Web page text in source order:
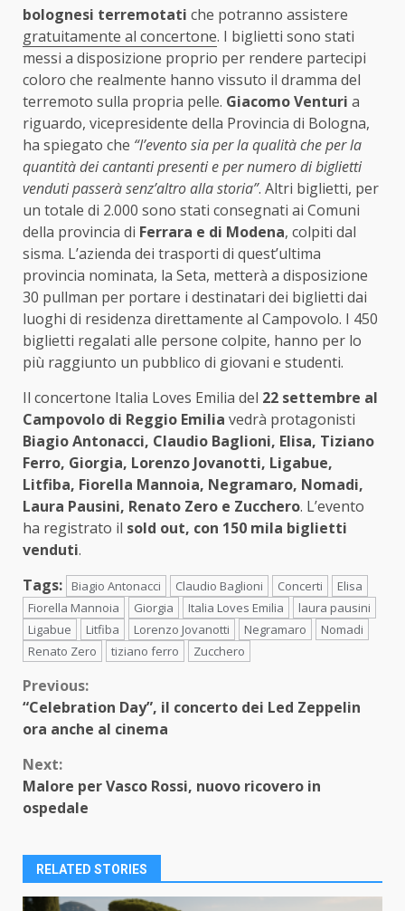
bolognesi terremotati che potranno assistere
gratuitamente al concertone. I biglietti sono stati
messi a disposizione proprio per rendere partecipi
coloro che realmente hanno vissuto il dramma del
terremoto sulla propria pelle. Giacomo Venturi a
riguardo, vicepresidente della Provincia di Bologna,
ha spiegato che “l’evento sia per la qualità che per la
quantità dei cantanti presenti e per numero di biglietti
venduti passerà senz’altro alla storia”. Altri biglietti, per
un totale di 2.000 sono stati consegnati ai Comuni
della provincia di Ferrara e di Modena, colpiti dal
sisma. L’azienda dei trasporti di quest’ultima
provincia nominata, la Seta, metterà a disposizione
30 pullman per portare i destinatari dei biglietti dai
luoghi di residenza direttamente al Campovolo. I 450
biglietti regalati alle persone colpite, hanno per lo
più raggiunto un pubblico di giovani e studenti.
Il concertone Italia Loves Emilia del 22 settembre al
Campovolo di Reggio Emilia vedrà protagonisti
Biagio Antonacci, Claudio Baglioni, Elisa, Tiziano
Ferro, Giorgia, Lorenzo Jovanotti, Ligabue,
Litfiba, Fiorella Mannoia, Negramaro, Nomadi,
Laura Pausini, Renato Zero e Zucchero. L’evento
ha registrato il sold out, con 150 mila biglietti
venduti.
Tags:
Biagio Antonacci Claudio Baglioni Concerti
Elisa
Fiorella Mannoia
Giorgia Italia Loves Emilia
laura pausini
Ligabue
Litfiba Lorenzo Jovanotti Negramaro
Nomadi
Renato Zero
tiziano ferro Zucchero
Continue
Reading
Previous:
“Celebration Day”, il concerto dei Led Zeppelin
ora anche al cinema
Next:
Malore per Vasco Rossi, nuovo ricovero in
ospedale
RELATED STORIES